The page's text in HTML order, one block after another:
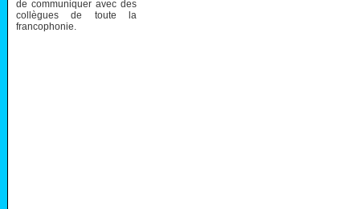
de communiquer avec des
collègues de toute la
francophonie.